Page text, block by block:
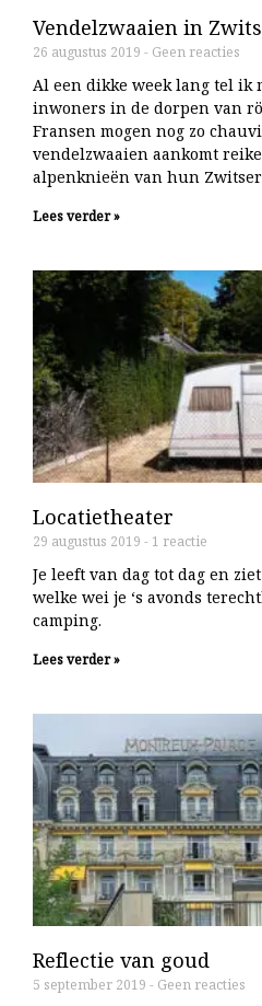
Vendelzwaaien in
26 augustus 2019 Geen reacties
Al een dikke week lang tel ik
inwoners in de dorpen van
Fransen mogen nog zo
vendelzwaaien aankomt
alpenknieën van hun
Lees verder »
Locatietheater
29 augustus 2019 1 reactie
Je leeft van dag tot dag en
welke wei je ‘s avonds
camping.
Lees verder »
Reflectie van goud
5 september 2019 Geen reacties